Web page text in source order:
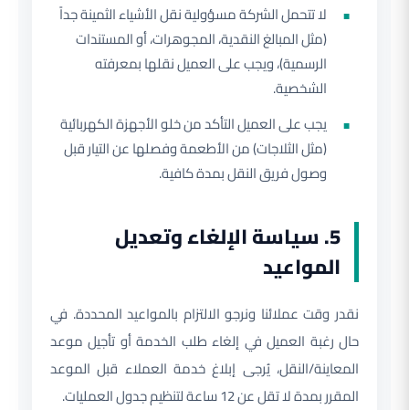
لا تتحمل الشركة مسؤولية نقل الأشياء الثمينة جداً
(مثل المبالغ النقدية، المجوهرات، أو المستندات
الرسمية)، ويجب على العميل نقلها بمعرفته
الشخصية.
يجب على العميل التأكد من خلو الأجهزة الكهربائية
(مثل الثلاجات) من الأطعمة وفصلها عن التيار قبل
وصول فريق النقل بمدة كافية.
5. سياسة الإلغاء وتعديل
المواعيد
نقدر وقت عملائنا ونرجو الالتزام بالمواعيد المحددة. في
حال رغبة العميل في إلغاء طلب الخدمة أو تأجيل موعد
المعاينة/النقل، يُرجى إبلاغ خدمة العملاء قبل الموعد
المقرر بمدة لا تقل عن 12 ساعة لتنظيم جدول العمليات.